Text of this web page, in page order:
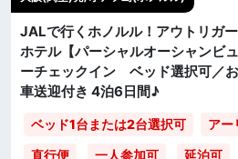
JALで行くホノルル！アウトリガ
ホテル【パーシャルオーシャンビ
ーチェックイン ベッド選択可／
車送迎付き 4泊6日間♪
ベッド1台または2台選択可
アー
直行便
一人参加可 延泊可